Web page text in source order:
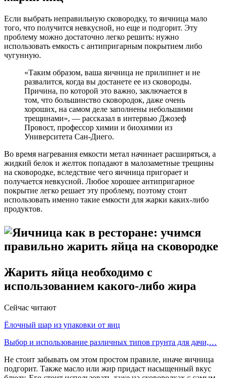
Если выбрать неправильную сковородку, то яичница мало
того, что получится невкусной, но еще и подгорит. Эту
проблему можно достаточно легко решить: нужно
использовать емкость с антипригарным покрытием либо
чугунную.
«Таким образом, ваша яичница не прилипнет и не
развалится, когда вы достанете ее из сковороды.
Причина, по которой это важно, заключается в
том, что большинство сковородок, даже очень
хороших, на самом деле заполнены небольшими
трещинами», — рассказал в интервью Джозеф
Провост, профессор химии и биохимии из
Университета Сан-Диего.
Во время нагревания емкости метал начинает расширяться, а
жидкий белок и желток попадают в малозаметные трещины
на сковородке, вследствие чего яичница пригорает и
получается невкусной. Любое хорошее антипригарное
покрытие легко решает эту проблему, поэтому стоит
использовать именно такие емкости для жарки каких-либо
продуктов.
Жарить яйца необходимо с
использованием какого-либо жира
Сейчас читают
Ёлочный шар из упаковки от яиц
Выбор и использование различных типов грунта для дачи,…
Не стоит забывать ом этом простом правиле, иначе яичница
подгорит. Также масло или жир придаст насыщенный вкус